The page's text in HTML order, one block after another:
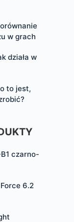
w grach
działa w
to jest,
czarno-
6.2